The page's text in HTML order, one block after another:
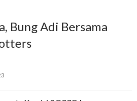
Bung Adi Bersama